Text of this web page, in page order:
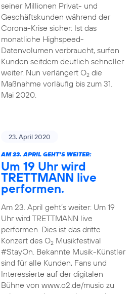
seiner Millionen Privat- und
Geschäftskunden während der
Corona-Krise sicher: Ist das
monatliche Highspeed-
Datenvolumen verbraucht, surfen
Kunden seitdem deutlich schneller
weiter. Nun verlängert O2die
Maßnahme vorläufig bis zum 31.
Mai 2020.
23. April 2020
AM 23. APRIL GEHT’S WEITER:
Um 19 Uhr wird
TRETTMANN live
performen.
Am 23. April geht’s weiter: Um 19
Uhr wird TRETTMANN live
performen. Dies ist das dritte
Konzert des O2Musikfestival
#StayOn. Bekannte Musik-Künstler
sind für alle Kunden, Fans und
Interessierte auf der digitalen
Bühne von www.o2.de/music zu